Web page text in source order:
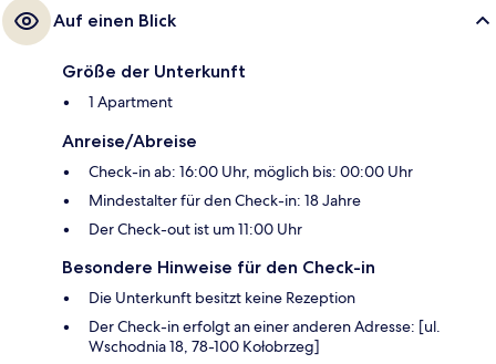
Auf einen Blick
Größe der Unterkunft
1 Apartment
Anreise/Abreise
Check-in ab: 16:00 Uhr, möglich bis: 00:00 Uhr
Mindestalter für den Check-in: 18 Jahre
Der Check-out ist um 11:00 Uhr
Besondere Hinweise für den Check-in
Die Unterkunft besitzt keine Rezeption
Der Check-in erfolgt an einer anderen Adresse: [ul.
Wschodnia 18, 78-100 Kołobrzeg]